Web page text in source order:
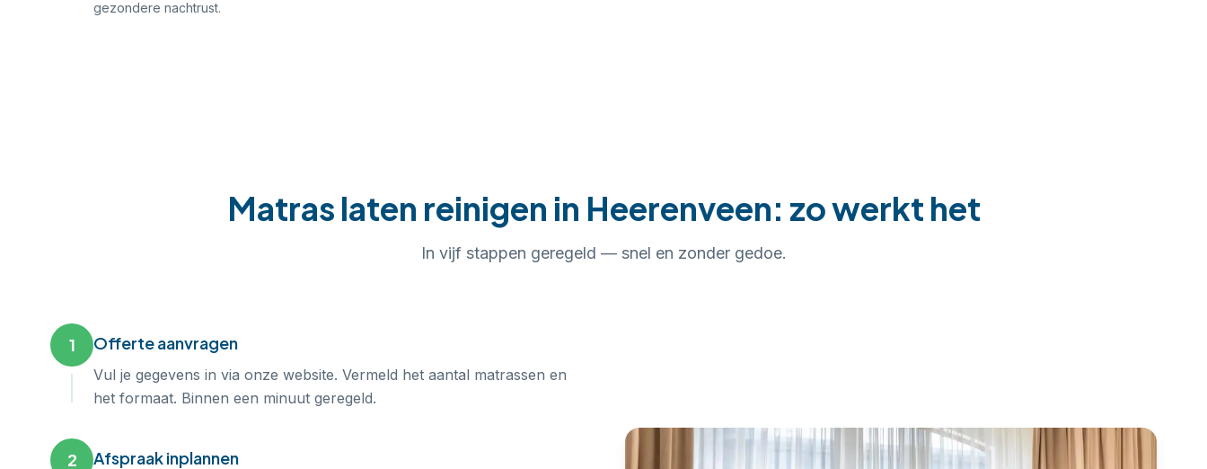
gezondere nachtrust.
Matras laten reinigen in Heerenveen: zo werkt het
In vijf stappen geregeld — snel en zonder gedoe.
1 Offerte aanvragen
Vul je gegevens in via onze website. Vermeld het aantal matrassen en
het formaat. Binnen een minuut geregeld.
2 Afspraak inplannen